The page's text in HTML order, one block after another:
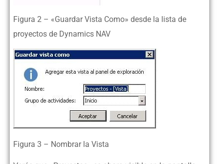
Figura 2 – «Guardar Vista Como» desde la lista de
proyectos de Dynamics NAV
Figura 3 – Nombrar la Vista